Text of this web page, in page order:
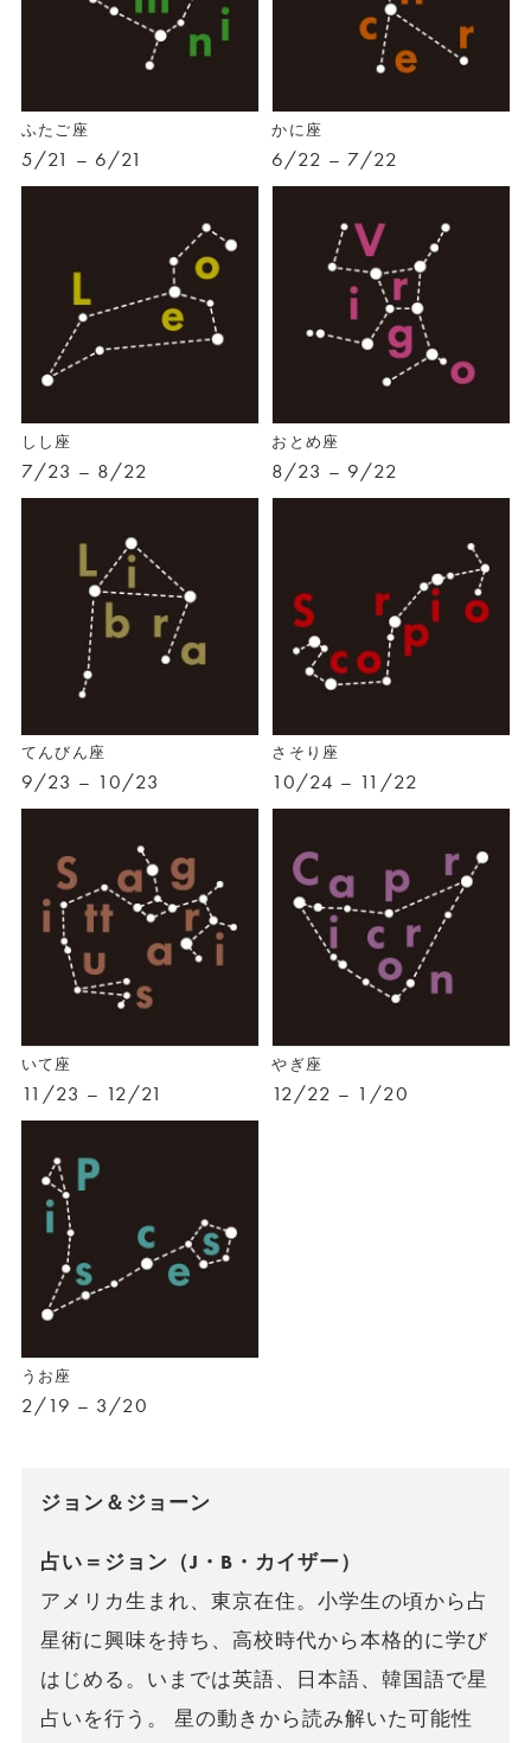
ふたご座
5/21 – 6/21
かに座
6/22 – 7/22
しし座
7/23 – 8/22
おとめ座
8/23 – 9/22
てんびん座
9/23 – 10/23
さそり座
10/24 – 11/22
いて座
11/23 – 12/21
やぎ座
12/22 – 1/20
うお座
2/19 – 3/20
ジョン＆ジョーン
占い＝ジョン（J・B・カイザー）
アメリカ生まれ、東京在住。小学生の頃から占
星術に興味を持ち、高校時代から本格的に学び
はじめる。いまでは英語、日本語、韓国語で星
占いを行う。 星の動きから読み解いた可能性